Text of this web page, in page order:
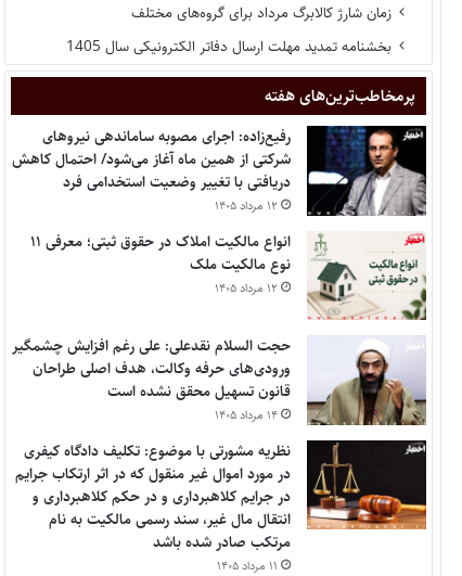
زمان شارژ کالابرگ مرداد برای گروه‌های مختلف
بخشنامه تمدید مهلت ارسال دفاتر الکترونیکی سال 1405
پر‌مخاطب‌ترین‌های هفته
رفیع‌زاده: اجرای مصوبه ساماندهی نیروهای
شرکتی از همین ماه آغاز می‌شود/ احتمال کاهش
دریافتی با تغییر وضعیت استخدامی فرد
۱۲ مرداد ۱۴۰۵
انواع مالکیت املاک در حقوق ثبتی؛ معرفی ۱۱
نوع مالکیت ملک
۱۲ مرداد ۱۴۰۵
حجت السلام نقدعلی: علی رغم افزایش چشمگیر
ورودی‌های حرفه وکالت، هدف اصلی طراحان
قانون تسهیل محقق نشده است
۱۴ مرداد ۱۴۰۵
نظریه مشورتی با موضوع: تکلیف دادگاه کیفری
در مورد اموال غیر منقول که در اثر ارتکاب جرایم
در جرایم کلاهبرداری و در حکم کلاهبرداری و
انتقال مال غیر، سند رسمی مالکیت به نام
مرتکب صادر شده باشد
۱۱ مرداد ۱۴۰۵